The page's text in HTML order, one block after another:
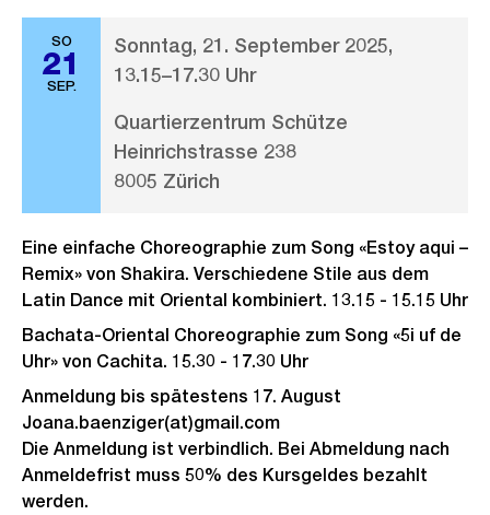
SO
21
SEP.
Sonntag, 21. September 2025,
13.15–17.30 Uhr
Quartierzentrum Schütze
Heinrichstrasse 238
8005 Zürich
Eine einfache Choreographie zum Song «Estoy aqui –
Remix» von Shakira. Verschiedene Stile aus dem
Latin Dance mit Oriental kombiniert. 13.15 - 15.15 Uhr
Bachata-Oriental Choreographie zum Song «5i uf de
Uhr» von Cachita. 15.30 - 17.30 Uhr
Anmeldung bis spätestens 17. August
Joana.baenziger(at)gmail.com
Die Anmeldung ist verbindlich. Bei Abmeldung nach
Anmeldefrist muss 50% des Kursgeldes bezahlt
werden.